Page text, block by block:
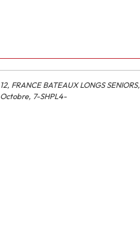
12, FRANCE BATEAUX LONGS SENIORS,
Octobre, 7-SHPL4-